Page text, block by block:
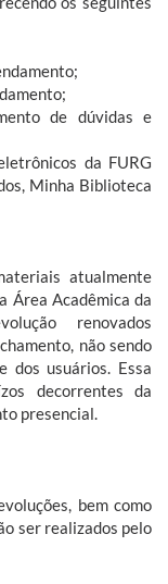
de dúvidas e
da FURG
Minha Biblioteca
atualmente
Área Acadêmica da
renovados
não sendo
dos usuários. Essa
decorrentes da
presencial.
bem como
ser realizados pelo